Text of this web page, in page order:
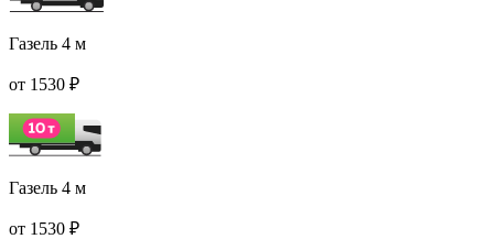
Газель 4 м
от 1530 ₽
Газель 4 м
от 1530 ₽